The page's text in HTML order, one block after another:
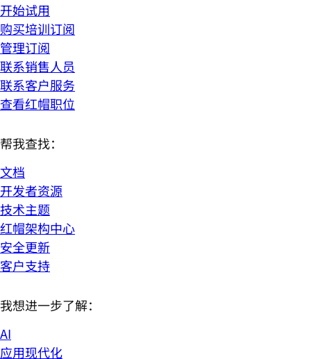
开始试用
购买培训订阅
管理订阅
联系销售人员
联系客户服务
查看红帽职位
帮我查找：
文档
开发者资源
技术主题
红帽架构中心
安全更新
客户支持
我想进一步了解：
AI
应用现代化